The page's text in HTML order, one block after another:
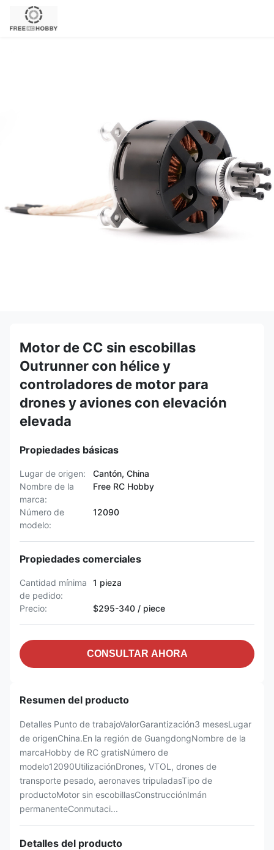
Motor de CC sin escobillas
Outrunner con hélice y
controladores de motor para
drones y aviones con elevación
elevada
Propiedades básicas
Lugar de origen:
Cantón, China
Nombre de la
marca:
Free RC Hobby
Número de
modelo:
12090
Propiedades comerciales
Cantidad mínima
de pedido:
1 pieza
Precio: $295-340 / piece
CONSULTAR AHORA
Resumen del producto
Detalles Punto de trabajoValorGarantización3 mesesLugar
de origenChina.En la región de GuangdongNombre de la
marcaHobby de RC gratisNúmero de
modelo12090UtilizaciónDrones, VTOL, drones de
transporte pesado, aeronaves tripuladasTipo de
productoMotor sin escobillasConstrucciónImán
permanenteConmutaci...
Detalles del producto